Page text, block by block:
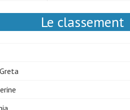
Le classement